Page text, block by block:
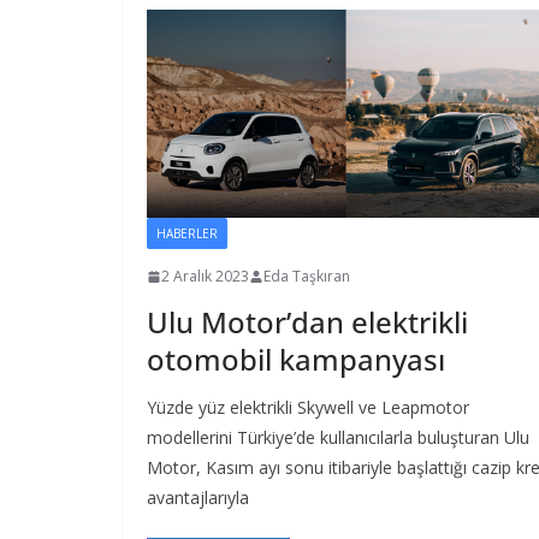
HABERLER
2 Aralık 2023 Eda Taşkıran
Ulu Motor’dan elektrikli
otomobil kampanyası
Yüzde yüz elektrikli Skywell ve Leapmotor
modellerini Türkiye’de kullanıcılarla buluşturan Ulu
Motor, Kasım ayı sonu itibariyle başlattığı cazip
avantajlarıyla